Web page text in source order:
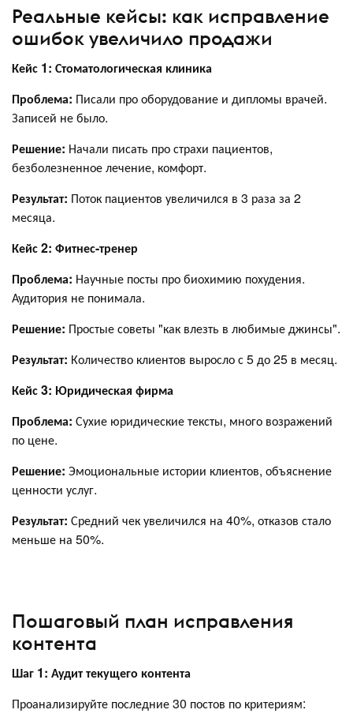
Реальные кейсы: как исправление
ошибок увеличило продажи
Кейс 1: Стоматологическая клиника
Проблема: Писали про оборудование и дипломы врачей.
Записей не было.
Решение: Начали писать про страхи пациентов,
безболезненное лечение, комфорт.
Результат: Поток пациентов увеличился в 3 раза за 2
месяца.
Кейс 2: Фитнес-тренер
Проблема: Научные посты про биохимию похудения.
Аудитория не понимала.
Решение: Простые советы "как влезть в любимые джинсы".
Результат: Количество клиентов выросло с 5 до 25 в месяц.
Кейс 3: Юридическая фирма
Проблема: Сухие юридические тексты, много возражений
по цене.
Решение: Эмоциональные истории клиентов, объяснение
ценности услуг.
Результат: Средний чек увеличился на 40%, отказов стало
меньше на 50%.
Пошаговый план исправления
контента
Шаг 1: Аудит текущего контента
Проанализируйте последние 30 постов по критериям: